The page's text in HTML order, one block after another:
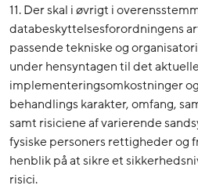
11. Der skal i øvrigt i
databeskyttelsesforordningens
passende tekniske og
under hensyntagen til det
implementeringsomkostninger
behandlings karakter, omfang,
samt risiciene af varierende
fysiske personers rettigheder og
henblik på at sikre et
risici.